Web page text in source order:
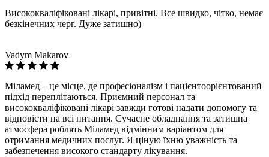
Висококваліфіковані лікарі, привітні. Все швидко, чітко, немає
безкінечних черг. Дуже затишно)
Vadym Makarov
Міламед – це місце, де професіоналізм і пацієнтоорієнтований
підхід переплітаються. Приємний персонал та
висококваліфіковані лікарі завжди готові надати допомогу та
відповісти на всі питання. Сучасне обладнання та затишна
атмосфера роблять Міламед відмінним варіантом для
отримання медичних послуг. Я ціную їхню уважність та
забезпечення високого стандарту лікування.